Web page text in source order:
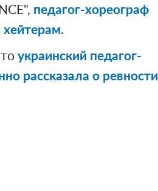
педагог-хореограф
хейтерам.
украинский педагог-
рассказала о ревности